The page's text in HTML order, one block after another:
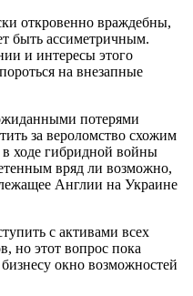
откровенно враждебны,
быть ассиметричным.
и интересы этого
на внезапные
потерями
за вероломство схожим
ходе гибридной войны
вряд ли возможно,
Англии на Украине
с активами всех
но этот вопрос пока
окно возможностей